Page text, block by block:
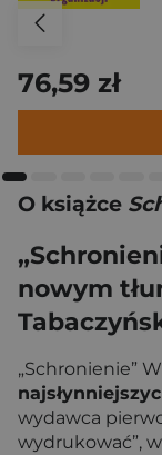
76,59 zł
O książce
nowym
„Schronienie”
wydawca
wydrukować”,